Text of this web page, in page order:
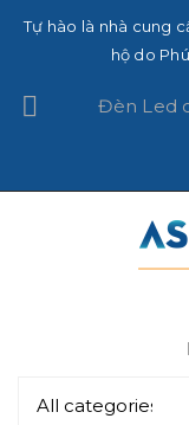
Tự hào là nhà cung
hộ do
Đèn Led